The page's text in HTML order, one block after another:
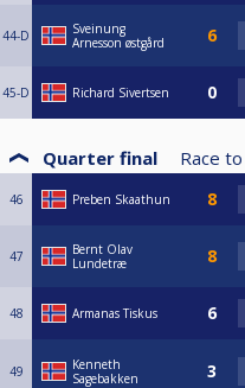
44-D
Sveinung
Arnesson østgård
45-D Richard Sivertsen
Quarter final Race to
46 Preben Skaathun
47
Bernt Olav
Lundetræ
48 Armanas Tiskus
49
Kenneth
Sagebakken